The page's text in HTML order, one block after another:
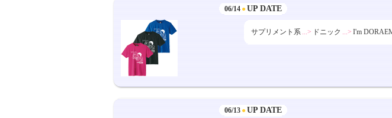
●
06/14 UP DATE
サプリメント系 ...> ドニック ...> I'm
●
06/13 UP DATE